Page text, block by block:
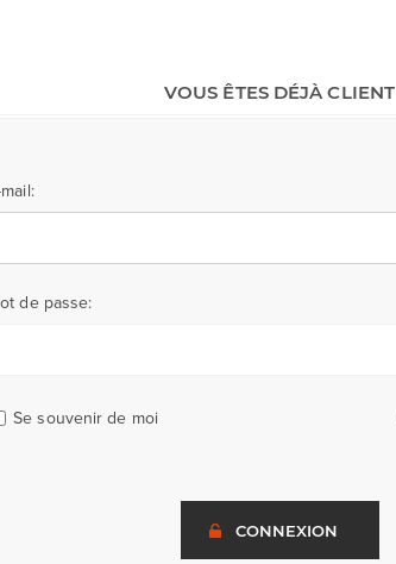
VOUS ÊTES DÉJÀ CLIENT
de passe:
Se souvenir de moi
CONNEXION